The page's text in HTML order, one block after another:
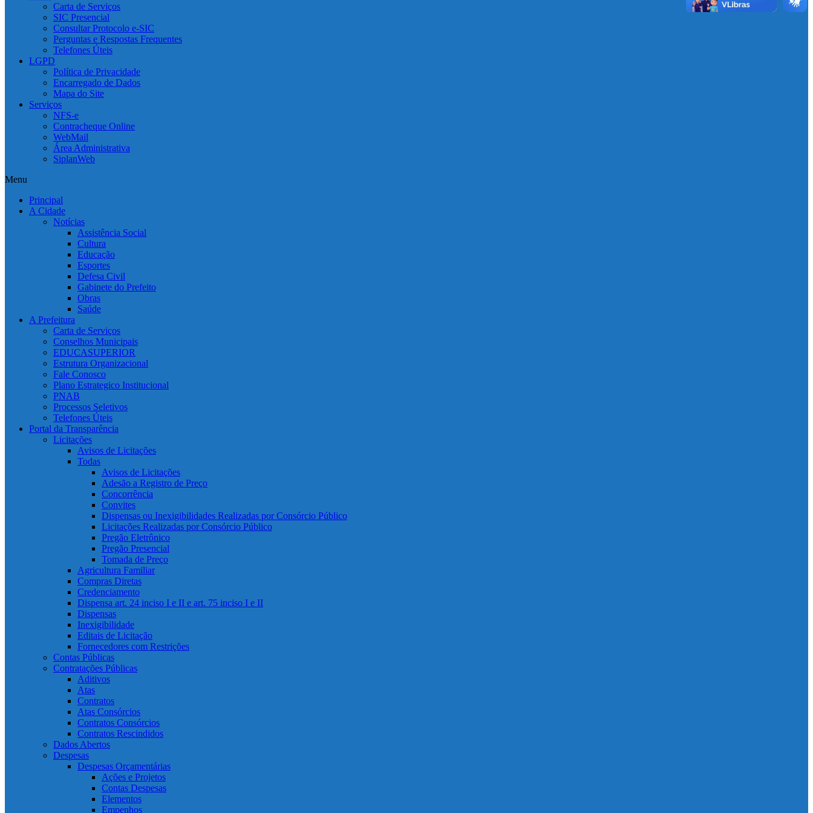
Carta de Serviços
SIC Presencial
Consultar Protocolo e-SIC
Perguntas e Respostas Frequentes
Telefones Úteis
LGPD
Política de Privacidade
Encarregado de Dados
Mapa do Site
Serviços
NFS-e
Contracheque Online
WebMail
Área Administrativa
SiplanWeb
Menu
Principal
A Cidade
Notícias
Assistência Social
Cultura
Educação
Esportes
Defesa Civil
Gabinete do Prefeito
Obras
Saúde
A Prefeitura
Carta de Serviços
Conselhos Municipais
EDUCASUPERIOR
Estrutura Organizacional
Fale Conosco
Plano Estrategico Institucional
PNAB
Processos Seletivos
Telefones Úteis
Portal da Transparência
Licitações
Avisos de Licitações
Todas
Avisos de Licitações
Adesão a Registro de Preço
Concorrência
Convites
Dispensas ou Inexigibilidades Realizadas por Consórcio Público
Licitações Realizadas por Consórcio Público
Pregão Eletrônico
Pregão Presencial
Tomada de Preço
Agricultura Familiar
Compras Diretas
Credenciamento
Dispensa art. 24 inciso I e II e art. 75 inciso I e II
Dispensas
Inexigibilidade
Editais de Licitação
Fornecedores com Restrições
Contas Públicas
Contratações Públicas
Aditivos
Atas
Contratos
Atas Consórcios
Contratos Consórcios
Contratos Rescindidos
Dados Abertos
Despesas
Despesas Orçamentárias
Ações e Projetos
Contas Despesas
Elementos
Empenhos